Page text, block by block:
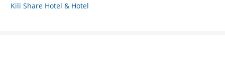
Kili Share Hotel & Hotel